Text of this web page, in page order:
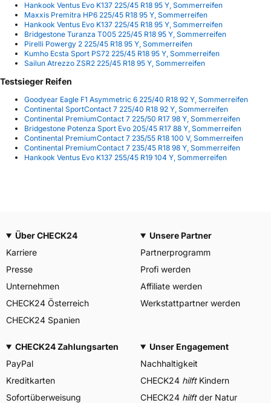
Hankook Ventus Evo K137 225/45 R18 95 Y, Sommerreifen
Maxxis Premitra HP6 225/45 R18 95 Y, Sommerreifen
Hankook Ventus Evo K137 225/45 R18 95 Y, Sommerreifen
Bridgestone Turanza T005 225/45 R18 95 Y, Sommerreifen
Pirelli Powergy 2 225/45 R18 95 Y, Sommerreifen
Kumho Ecsta Sport PS72 225/45 R18 95 Y, Sommerreifen
Sailun Atrezzo ZSR2 225/45 R18 95 Y, Sommerreifen
Testsieger Reifen
Goodyear Eagle F1 Asymmetric 6 225/40 R18 92 Y, Sommerreifen
Continental SportContact 7 225/40 R18 92 Y, Sommerreifen
Continental PremiumContact 7 225/50 R17 98 Y, Sommerreifen
Bridgestone Potenza Sport Evo 205/45 R17 88 Y, Sommerreifen
Continental PremiumContact 7 235/55 R18 100 V, Sommerreifen
Continental PremiumContact 7 235/45 R18 98 Y, Sommerreifen
Hankook Ventus Evo K137 255/45 R19 104 Y, Sommerreifen
Über CHECK24
Karriere
Presse
Unternehmen
CHECK24 Österreich
CHECK24 Spanien
Unsere Partner
Partnerprogramm
Profi werden
Affiliate werden
Werkstattpartner werden
CHECK24 Zahlungsarten
PayPal
Kreditkarten
Sofortüberweisung
Unser Engagement
Nachhaltigkeit
CHECK24 hilftKindern
CHECK24 hilftder Natur